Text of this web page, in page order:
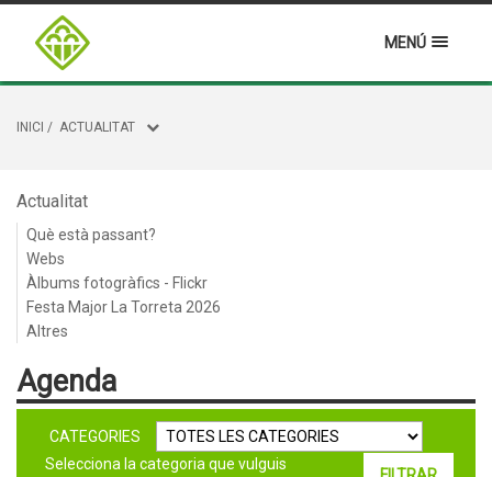
MENÚ
INICI / ACTUALITAT
Actualitat
Què està passant?
Webs
Àlbums fotogràfics - Flickr
Festa Major La Torreta 2026
Altres
Agenda
CATEGORIES
Selecciona la categoria que vulguis